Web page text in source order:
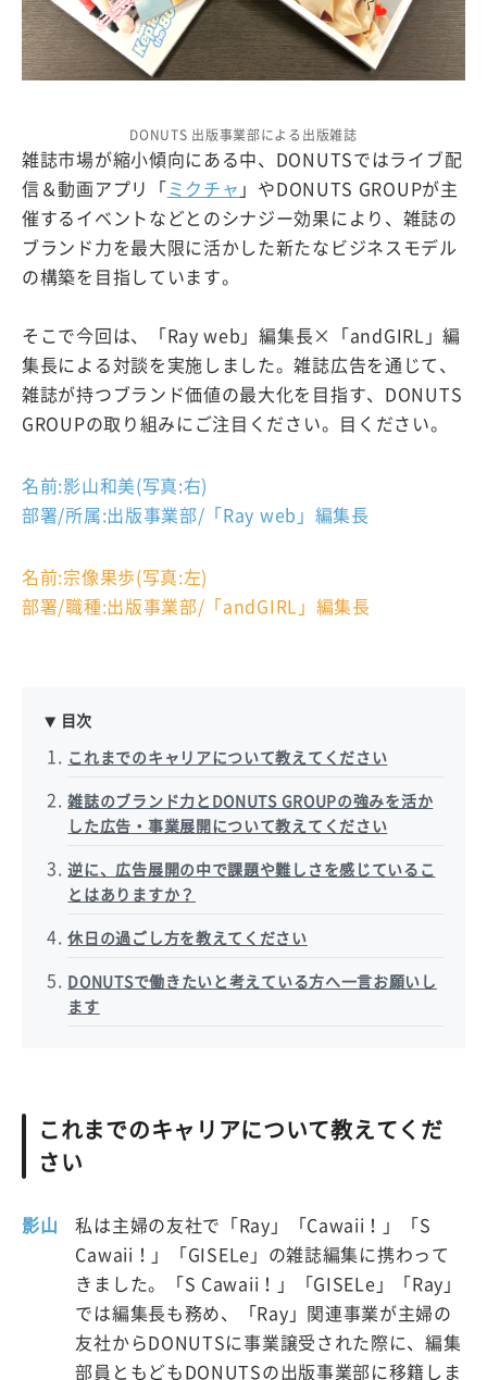
DONUTS 出版事業部による出版雑誌
雑誌市場が縮小傾向にある中、DONUTSではライブ配
信＆動画アプリ「 ミクチャ 」やDONUTS GROUPが主
催するイベントなどとのシナジー効果により、雑誌の
ブランド力を最大限に活かした新たなビジネスモデル
の構築を目指しています。
そこで今回は、「Ray web」編集長×「andGIRL」編
集長による対談を実施しました。雑誌広告を通じて、
雑誌が持つブランド価値の最大化を目指す、DONUTS
GROUPの取り組みにご注目ください。目ください。
名前:影山和美(写真:右)
部署/所属:出版事業部/「Ray web」編集長
名前:宗像果歩(写真:左)
部署/職種:出版事業部/「andGIRL」編集長
目次
これまでのキャリアについて教えてください
雑誌のブランド力とDONUTS GROUPの強みを活か
した広告・事業展開について教えてください
逆に、広告展開の中で課題や難しさを感じているこ
とはありますか？
休日の過ごし方を教えてください
DONUTSで働きたいと考えている方へ一言お願いし
ます
これまでのキャリアについて教えてくだ
さい
影山
私は主婦の友社で「Ray」「Cawaii！」「S
Cawaii！」「GISELe」の雑誌編集に携わって
きました。「S Cawaii！」「GISELe」「Ray」
では編集長も務め、「Ray」関連事業が主婦の
友社からDONUTSに事業譲受された際に、編集
部員ともどもDONUTSの出版事業部に移籍しま